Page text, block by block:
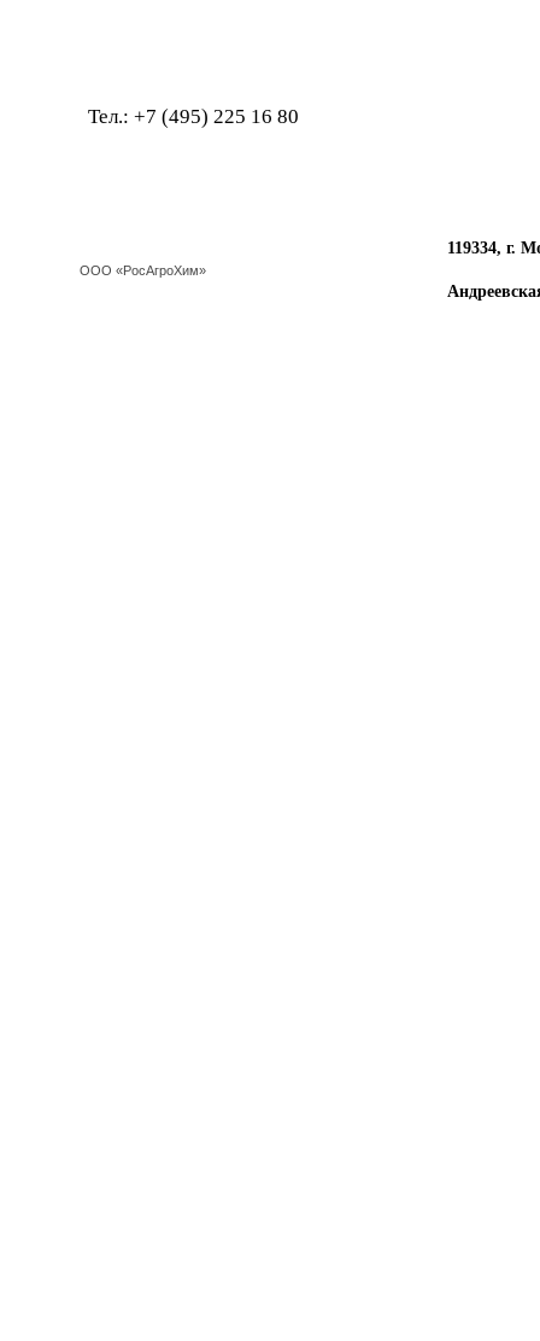
Тел.: +7 (495) 225
ООО «РосАгроХим»
119334, г.
Андреевская